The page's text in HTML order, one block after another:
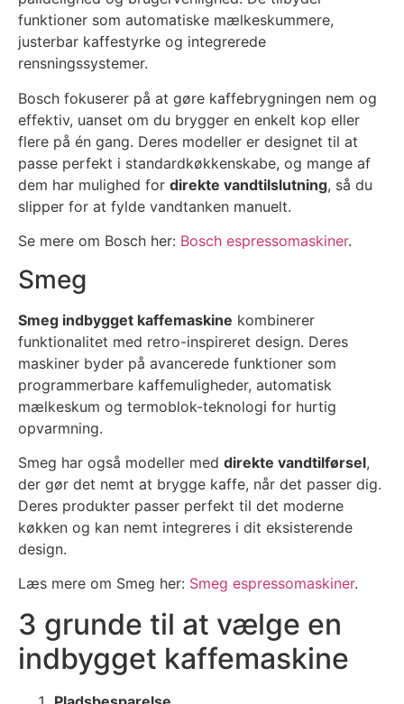
funktioner som automatiske mælkeskummere,
justerbar kaffestyrke og integrerede
rensningssystemer.
Bosch fokuserer på at gøre kaffebrygningen nem og
effektiv, uanset om du brygger en enkelt kop eller
flere på én gang. Deres modeller er designet til at
passe perfekt i standardkøkkenskabe, og mange af
dem har mulighed for direkte vandtilslutning, så du
slipper for at fylde vandtanken manuelt.
Se mere om Bosch her: Bosch espressomaskiner.
Smeg
Smeg indbygget kaffemaskine kombinerer
funktionalitet med retro-inspireret design. Deres
maskiner byder på avancerede funktioner som
programmerbare kaffemuligheder, automatisk
mælkeskum og termoblok-teknologi for hurtig
opvarmning.
Smeg har også modeller med direkte vandtilførsel,
der gør det nemt at brygge kaffe, når det passer dig.
Deres produkter passer perfekt til det moderne
køkken og kan nemt integreres i dit eksisterende
design.
Læs mere om Smeg her: Smeg espressomaskiner.
3 grunde til at vælge en
indbygget kaffemaskine